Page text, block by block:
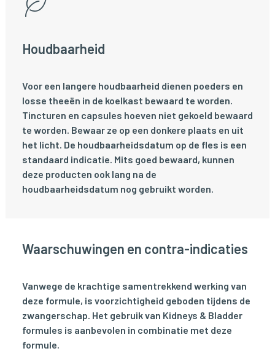
Houdbaarheid
Voor een langere houdbaarheid dienen poeders en
losse theeën in de koelkast bewaard te worden.
Tincturen en capsules hoeven niet gekoeld bewaard
te worden. Bewaar ze op een donkere plaats en uit
het licht. De houdbaarheidsdatum op de fles is een
standaard indicatie. Mits goed bewaard, kunnen
deze producten ook lang na de
houdbaarheidsdatum nog gebruikt worden.
Waarschuwingen en contra-indicaties
Vanwege de krachtige samentrekkend werking van
deze formule, is voorzichtigheid geboden tijdens de
zwangerschap. Het gebruik van Kidneys & Bladder
formules is aanbevolen in combinatie met deze
formule.